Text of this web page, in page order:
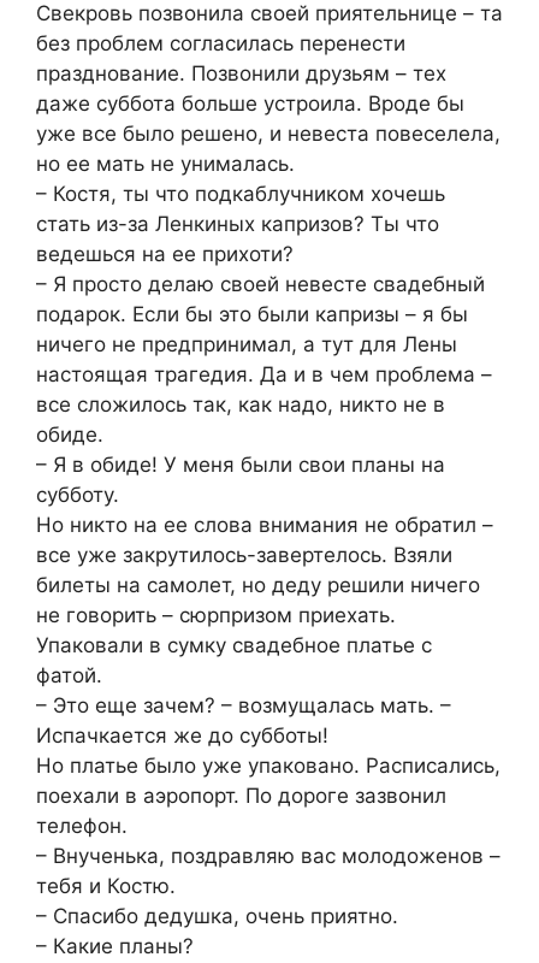
Свекровь позвонила своей приятельнице – та
без проблем согласилась перенести
празднование. Позвонили друзьям – тех
даже суббота больше устроила. Вроде бы
уже все было решено, и невеста повеселела,
но ее мать не унималась.
– Костя, ты что подкаблучником хочешь
стать из-за Ленкиных капризов? Ты что
ведешься на ее прихоти?
– Я просто делаю своей невесте свадебный
подарок. Если бы это были капризы – я бы
ничего не предпринимал, а тут для Лены
настоящая трагедия. Да и в чем проблема –
все сложилось так, как надо, никто не в
обиде.
– Я в обиде! У меня были свои планы на
субботу.
Но никто на ее слова внимания не обратил –
все уже закрутилось-завертелось. Взяли
билеты на самолет, но деду решили ничего
не говорить – сюрпризом приехать.
Упаковали в сумку свадебное платье с
фатой.
– Это еще зачем? – возмущалась мать. –
Испачкается же до субботы!
Но платье было уже упаковано. Расписались,
поехали в аэропорт. По дороге зазвонил
телефон.
– Внученька, поздравляю вас молодоженов –
тебя и Костю.
– Спасибо дедушка, очень приятно.
– Какие планы?